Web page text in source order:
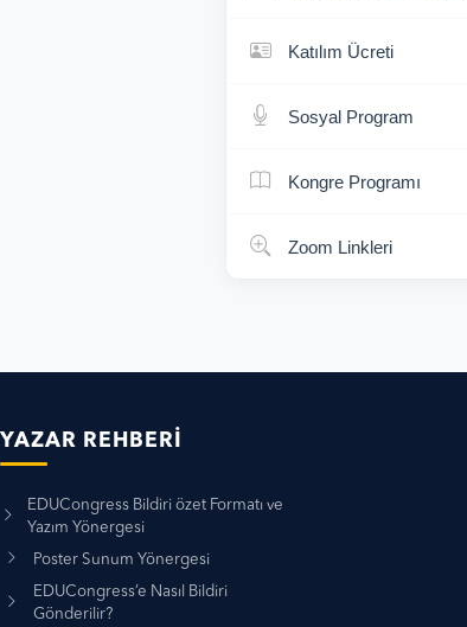
Katılım Ücreti
Sosyal Program
Kongre Programı
Zoom Linkleri
YAZAR REHBERI
EDUCongress Bildiri özet Formatı ve
Yazım Yönergesi
Poster Sunum Yönergesi
EDUCongress’e Nasıl Bildiri
Gönderilir?